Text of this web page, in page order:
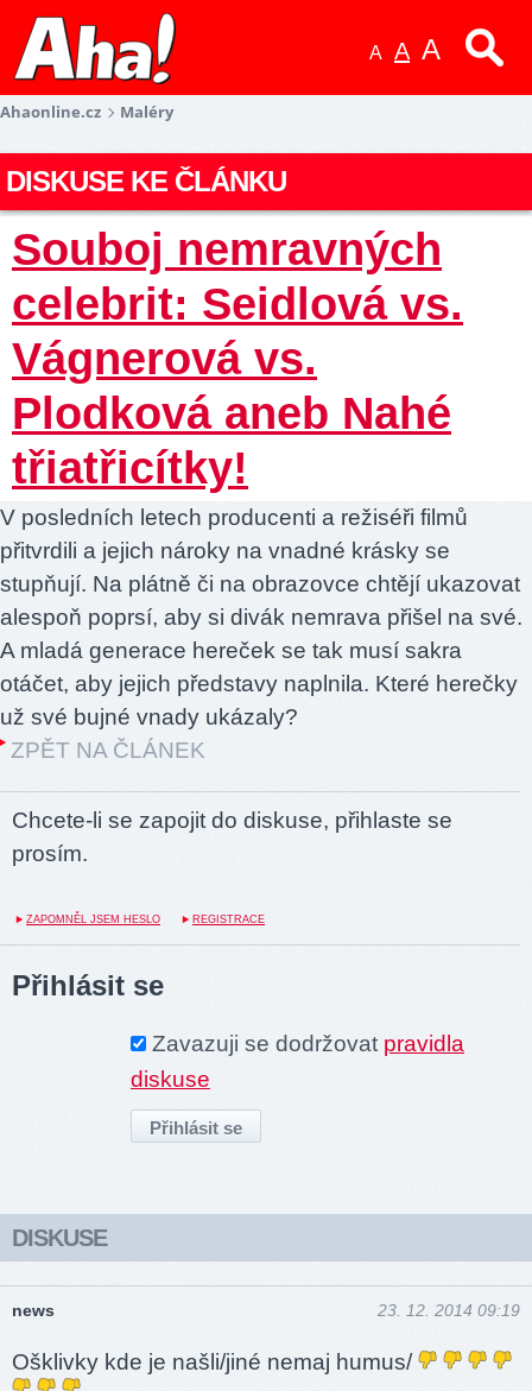
A A A
Ahaonline.cz Maléry
DISKUSE KE ČLÁNKU
Souboj nemravných
celebrit: Seidlová vs.
Vágnerová vs.
Plodková aneb Nahé
třiatřicítky!
V posledních letech producenti a režiséři filmů
přitvrdili a jejich nároky na vnadné krásky se
stupňují. Na plátně či na obrazovce chtějí ukazovat
alespoň poprsí, aby si divák nemrava přišel na své.
A mladá generace hereček se tak musí sakra
otáčet, aby jejich představy naplnila. Které herečky
už své bujné vnady ukázaly?
ZPĚT NA ČLÁNEK
Chcete-li se zapojit do diskuse, přihlaste se
prosím.
ZAPOMNĚL JSEM HESLO REGISTRACE
Přihlásit se
Zavazuji se dodržovat pravidla
diskuse
DISKUSE
news 23. 12. 2014 09:19
Ošklivky kde je našli/jiné nemaj humus/